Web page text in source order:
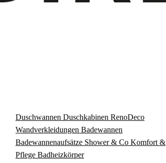
Duschwannen Duschkabinen RenoDeco
Wandverkleidungen Badewannen
Badewannenaufsätze Shower & Co Komfort &
Pflege Badheizkörper